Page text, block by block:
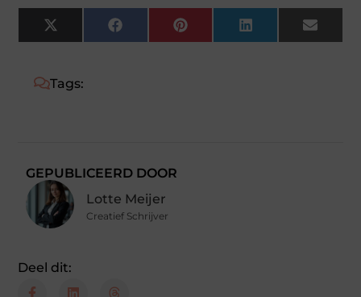
X
(Twitter)
FacebookPinterestLinkedIn Email
Tags:
GEPUBLICEERD DOOR
Lotte Meijer
Creatief Schrijver
Deel dit: